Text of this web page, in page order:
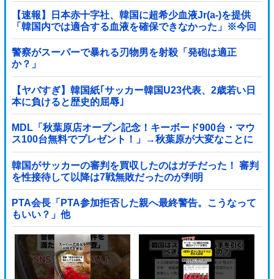
【速報】日本赤十字社、韓国に超希少血液Jr(a-)を提供
「韓国内では適合する血液を確保できなかった」※今回
で4回目
警察がスーパーで暴れる刃物男を射殺「発砲は適正
か？」
【ヤバすぎ】韓国紙｢サッカー韓国U23代表、2歳若い日
本に負けると歴史的屈辱｣
MDL「秋葉原店オープン記念！キーボード900台・マウ
ス100台無料でプレゼント！」→秋葉原が大変なことに
なってしまう
韓国がサッカーの審判を買収したのはガチだった！ 審判
を性接待して以降は7戦無敗だったのが判明
PTA会長「PTA参加拒否した親へ最終警告。こうなって
もいい？」他